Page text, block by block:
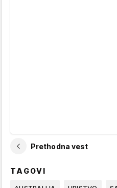
Prethodna vest
TAGOVI